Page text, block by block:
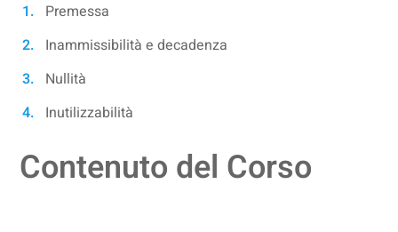
Premessa
Inammissibilità e decadenza
Nullità
Inutilizzabilità
Contenuto del Corso